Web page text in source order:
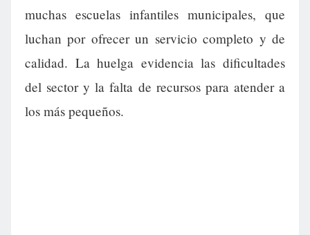
muchas escuelas infantiles municipales, que
luchan por ofrecer un servicio completo y de
calidad. La huelga evidencia las dificultades
del sector y la falta de recursos para atender a
los más pequeños.